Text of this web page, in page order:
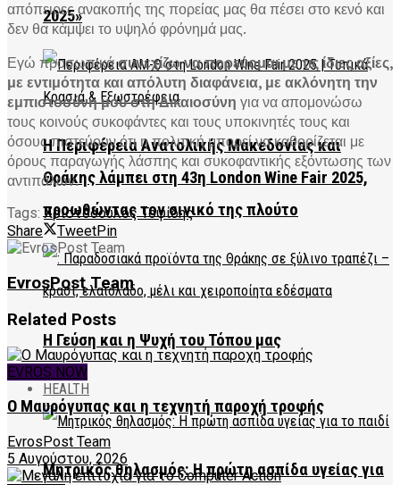
2025»
Η Περιφέρεια Ανατολικής Μακεδονίας και
Θράκης λάμπει στη 43η London Wine Fair 2025,
προωθώντας τον οινικό της πλούτο
Η Γεύση και η Ψυχή του Τόπου μας
HEALTH
Μητρικός θηλασμός: Η πρώτη ασπίδα υγείας για
απόπειρες ανακοπής της πορείας μας θα πέσει στο κενό και
δεν θα κάμψει το υψηλό φρόνημά μας.
Εγώ προσωπικάσυνεχίζω να πορεύομαι με τις ίδιες αξίες,
με εντιμότητα και απόλυτη διαφάνεια, με ακλόνητη την
εμπιστοσύνη μου στη Δικαιοσύνη για να απομονώσω
τους κοινούς συκοφάντες και τους υποκινητές τους και
όσους πιστεύουν ότι η πολιτική μπορεί να καθορίζεται με
όρους παραγωγής λάσπης και συκοφαντικής εξόντωσης των
αντιπάλων.
Tags: Χριστόδουλος Τοψίδης
Share
TweetPin
EvrosPost Team
Related Posts
EVROS NOW
Ο Μαυρόγυπας και η τεχνητή παροχή τροφής
EvrosPost Team
5 Αυγούστου, 2026